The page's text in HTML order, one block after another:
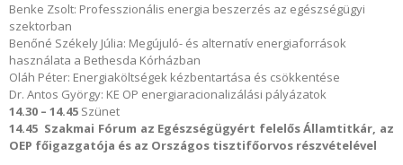
Benke Zsolt: Professzionális energia beszerzés az egészségügyi
szektorban
Benőné Székely Júlia: Megújuló- és alternatív energiaforrások
használata a Bethesda Kórházban
Oláh Péter: Energiaköltségek kézbentartása és csökkentése
Dr. Antos György: KE OP energiaracionalizálási pályázatok
14.30 – 14.45 Szünet
14.45 Szakmai Fórum az Egészségügyért felelős Államtitkár, az
OEP főigazgatója és az Országos tisztifőorvos részvételével